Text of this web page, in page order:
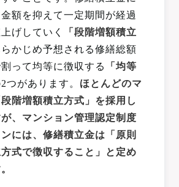
額を抑えて一定期間が経過
げしていく
「段階増額積立
かじめ予想される修繕総額
って均等に徴収する
「均等
つがあります。 ほとんどのマ
階増額積立方式」を採用し
、マンション管理認定制度
には、修繕積立金は「原則
式で徴収すること」と定め